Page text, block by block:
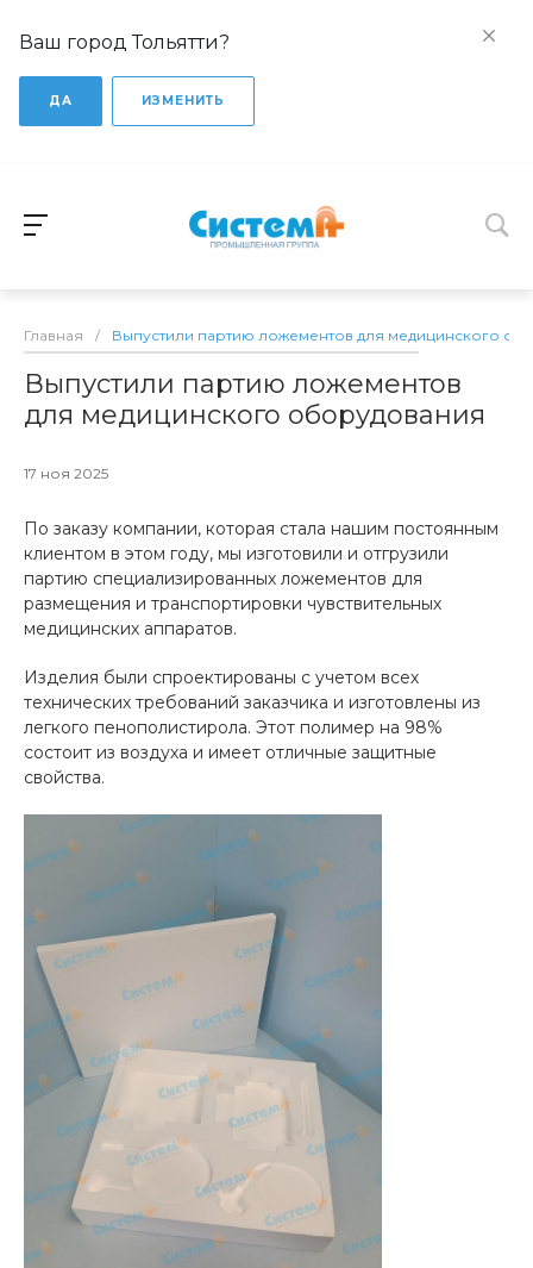
Ваш город Тольятти?
ДА ИЗМЕНИТЬ
Главная / Выпустили партию ложементов для медицинского
Выпустили партию ложементов
для медицинского оборудования
17 ноя 2025
По заказу компании, которая стала нашим постоянным
клиентом в этом году, мы изготовили и отгрузили
партию специализированных ложементов для
размещения и транспортировки чувствительных
медицинских аппаратов.
Изделия были спроектированы с учетом всех
технических требований заказчика и изготовлены из
легкого пенополистирола. Этот полимер на 98%
состоит из воздуха и имеет отличные защитные
свойства.